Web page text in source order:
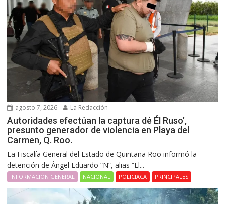
agosto 7, 2026 La Redacción
Autoridades efectúan la captura dé Él Ruso’,
presunto generador de violencia en Playa del
Carmen, Q. Roo.
La Fiscalía General del Estado de Quintana Roo informó la
detención de Ángel Eduardo “N”, alias “El...
INFORMACIÓN GENERAL NACIONAL POLICIACA PRINCIPALES